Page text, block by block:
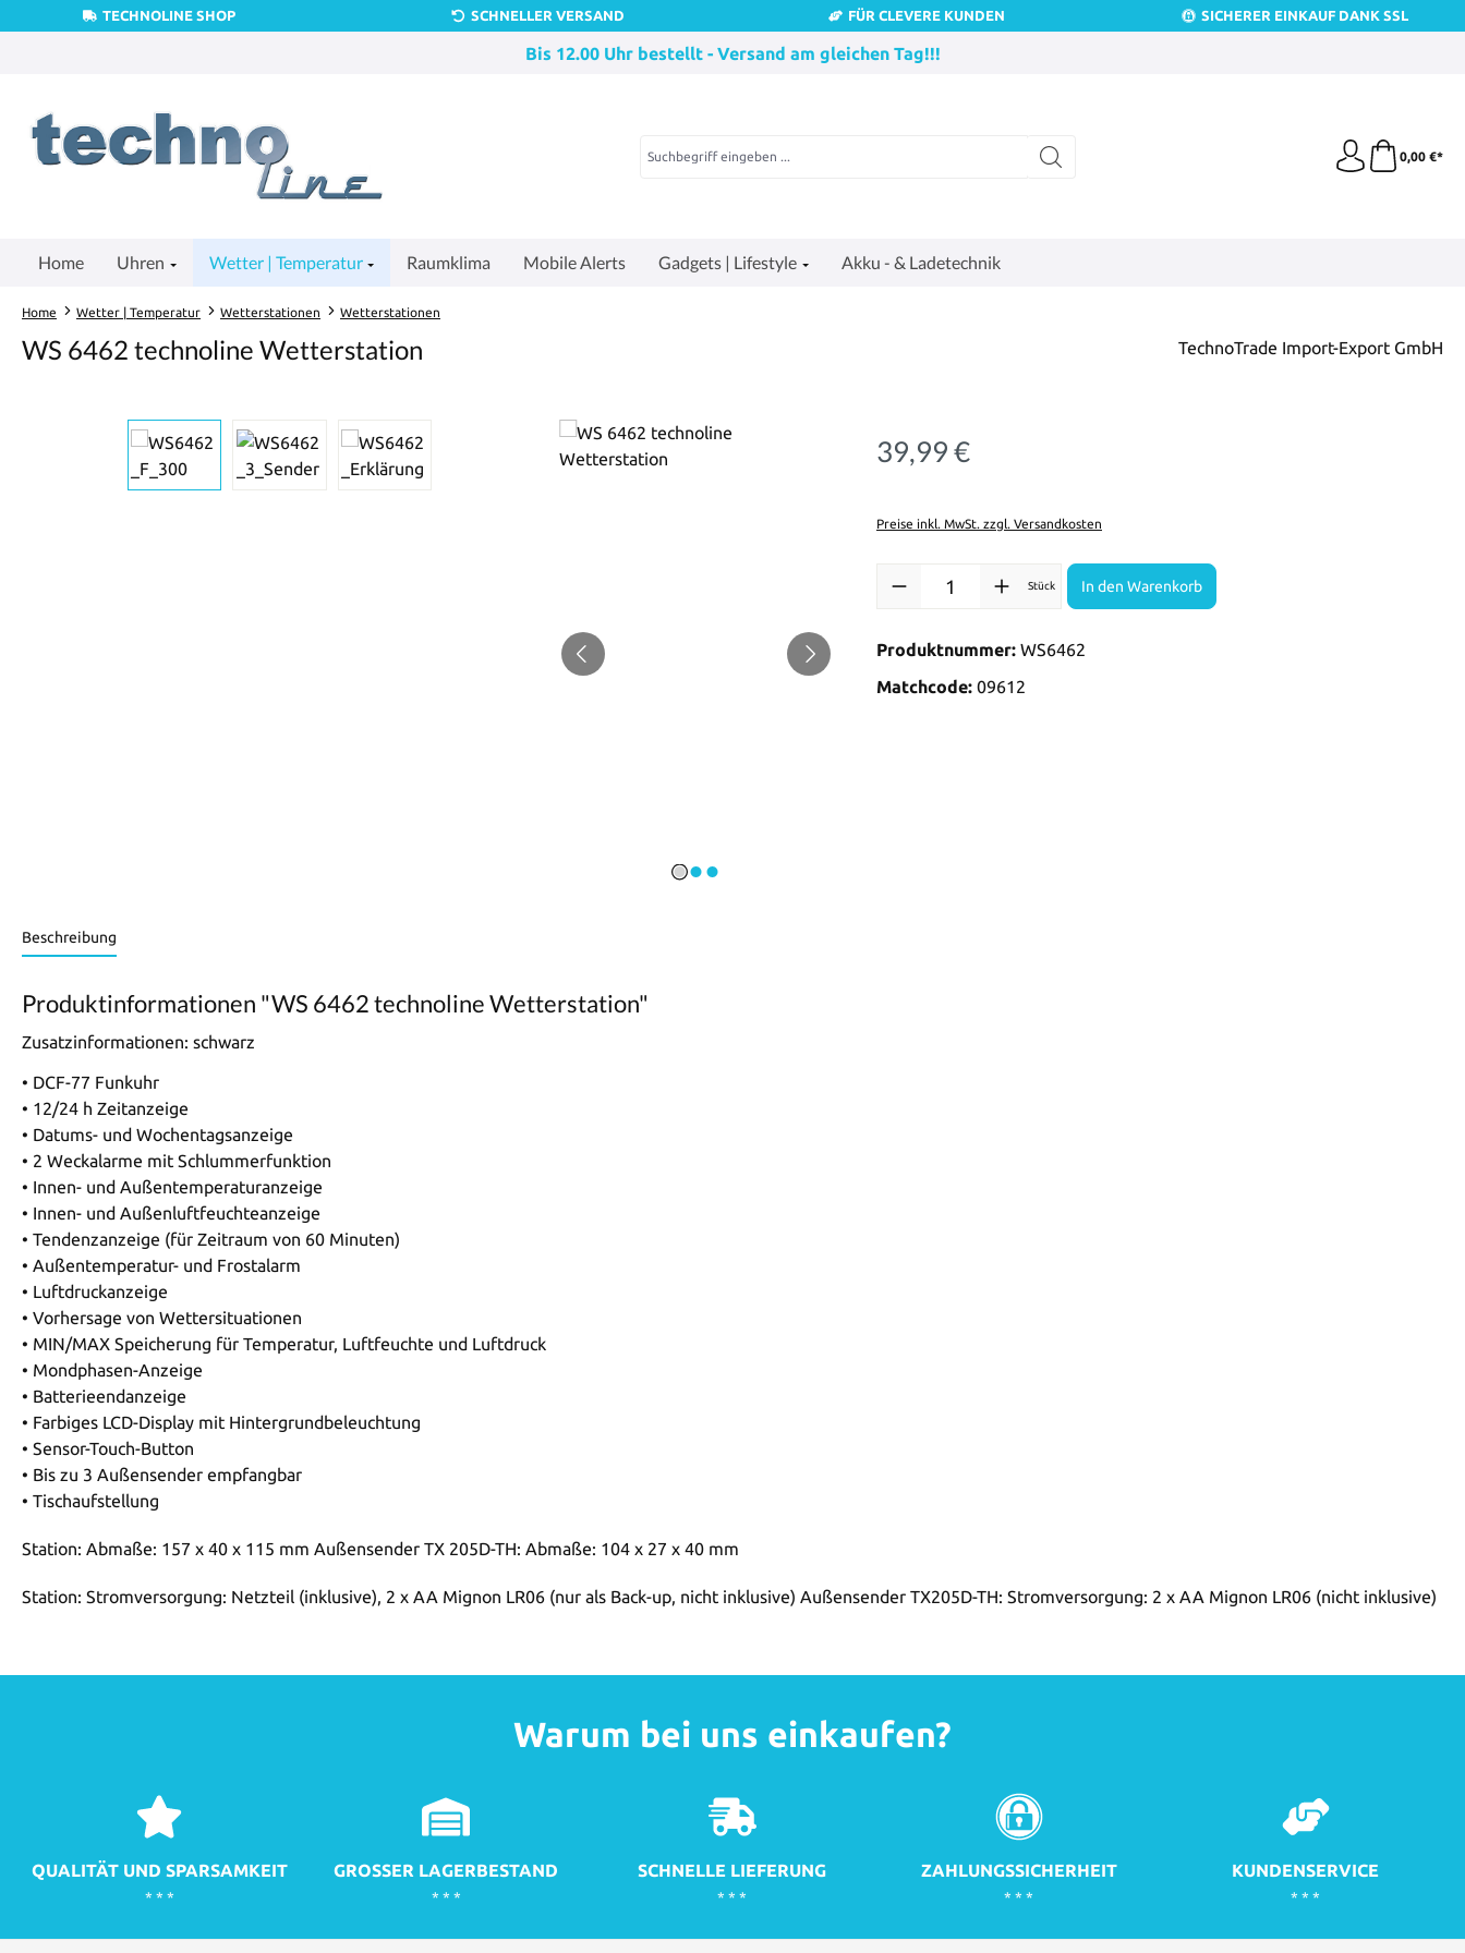
Hauptinhalt springen
Zur Suche springen
Zur Hauptnavigation springen
TECHNOLINE SHOP SCHNELLER VERSAND FÜR CLEVERE KUNDEN SICHERER EINKAUF DANK SSL
Bis 12.00 Uhr bestellt - Versand am gleichen Tag!!!
0,00 €*
Home Uhren Wetter | Temperatur Raumklima Mobile Alerts Gadgets | Lifestyle Akku - & Ladetechnik
Home Wetter | Temperatur Wetterstationen Wetterstationen
WS 6462 technoline Wetterstation TechnoTrade Import-Export GmbH
Regulärer Preis:
39,99 €
Preise inkl. MwSt. zzgl. Versandkosten
Produkt Anzahl: Gib den gewünschten Wert ein oder benutze die
Stück In den Warenkorb
Produktnummer: WS6462
Matchcode: 09612
Beschreibung
Produktinformationen "WS 6462 technoline Wetterstation"
Zusatzinformationen: schwarz
• DCF-77 Funkuhr
• 12/24 h Zeitanzeige
• Datums- und Wochentagsanzeige
• 2 Weckalarme mit Schlummerfunktion
• Innen- und Außentemperaturanzeige
• Innen- und Außenluftfeuchteanzeige
• Tendenzanzeige (für Zeitraum von 60 Minuten)
• Außentemperatur- und Frostalarm
• Luftdruckanzeige
• Vorhersage von Wettersituationen
• MIN/MAX Speicherung für Temperatur, Luftfeuchte und Luftdruck
• Mondphasen-Anzeige
• Batterieendanzeige
• Farbiges LCD-Display mit Hintergrundbeleuchtung
• Sensor-Touch-Button
• Bis zu 3 Außensender empfangbar
• Tischaufstellung
Station: Abmaße: 157 x 40 x 115 mm Außensender TX 205D-TH: Abmaße: 104 x 27 x 40 mm
Station: Stromversorgung: Netzteil (inklusive), 2 x AA Mignon LR06 (nur als Back-up, nicht inklusive) Außensender TX205D-TH: Stromversorgung: 2 x AA Mignon LR06 (nicht inklusive)
Warum bei uns einkaufen?
QUALITÄT UND SPARSAMKEIT
* * *
GROSSER LAGERBESTAND
* * *
SCHNELLE LIEFERUNG
* * *
ZAHLUNGSSICHERHEIT
* * *
KUNDENSERVICE
* * *